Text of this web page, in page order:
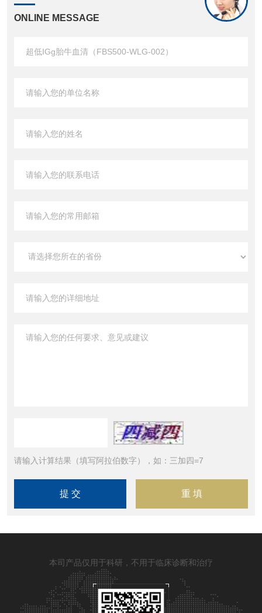
ONLINE MESSAGE
请输入计算结果（填写阿拉伯数字），如：三加四=7
本司产品仅用于科研，不用于临床诊断和治疗